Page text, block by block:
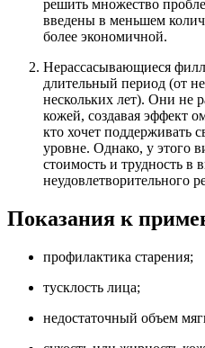
решить множество
введены в меньшем
более экономичной.
Нерассасывающиеся
длительный период (от
нескольких лет). Они не
кожей, создавая эффект
кто хочет поддерживать
уровне. Однако, у этого
стоимость и трудность в
неудовлетворительного
Показания к
профилактика старения;
тусклость лица;
недостаточный объем